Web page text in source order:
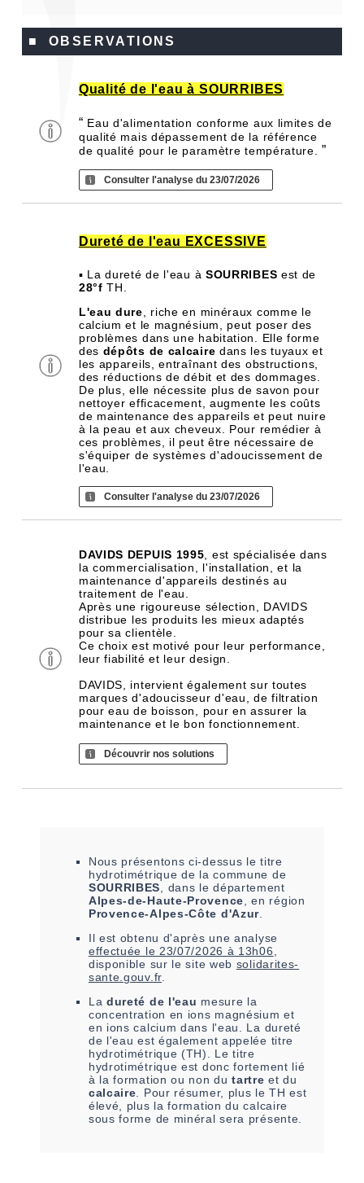
■ OBSERVATIONS
Qualité de l'eau à SOURRIBES
“ Eau d'alimentation conforme aux limites de
qualité mais dépassement de la référence
de qualité pour le paramètre température.”
Consulter l'analyse du 23/07/2026
Dureté de l'eau EXCESSIVE
▪ La dureté de l'eau à SOURRIBES est de
28°f TH.
L'eau dure , riche en minéraux comme le
calcium et le magnésium, peut poser des
problèmes dans une habitation. Elle forme
des dépôts de calcaire dans les tuyaux et
les appareils, entraînant des obstructions,
des réductions de débit et des dommages.
De plus, elle nécessite plus de savon pour
nettoyer efficacement, augmente les coûts
de maintenance des appareils et peut nuire
à la peau et aux cheveux. Pour remédier à
ces problèmes, il peut être nécessaire de
s'équiper de systèmes d'adoucissement de
l'eau.
Consulter l'analyse du 23/07/2026
DAVIDS DEPUIS 1995 , est spécialisée dans
la commercialisation, l'installation, et la
maintenance d'appareils destinés au
traitement de l'eau.
Après une rigoureuse sélection, DAVIDS
distribue les produits les mieux adaptés
pour sa clientèle.
Ce choix est motivé pour leur performance,
leur fiabilité et leur design.
DAVIDS, intervient également sur toutes
marques d'adoucisseur d'eau, de filtration
pour eau de boisson, pour en assurer la
maintenance et le bon fonctionnement.
Découvrir nos solutions
Nous présentons ci-dessus le titre
hydrotimétrique de la commune de
SOURRIBES , dans le département
Alpes-de-Haute-Provence , en région
Provence-Alpes-Côte d'Azur
Il est obtenu d'après une analyse
effectuée le 23/07/2026 à 13h06
disponible sur le site web solidarites-
sante.gouv.fr.
La dureté de l'eau mesure la
concentration en ions magnésium et
en ions calcium dans l'eau. La dureté
de l'eau est également appelée titre
hydrotimétrique (TH). Le titre
hydrotimétrique est donc fortement lié
à la formation ou non dutartre et du
calcaire . Pour résumer, plus le TH est
élevé, plus la formation du calcaire
sous forme de minéral sera présente.